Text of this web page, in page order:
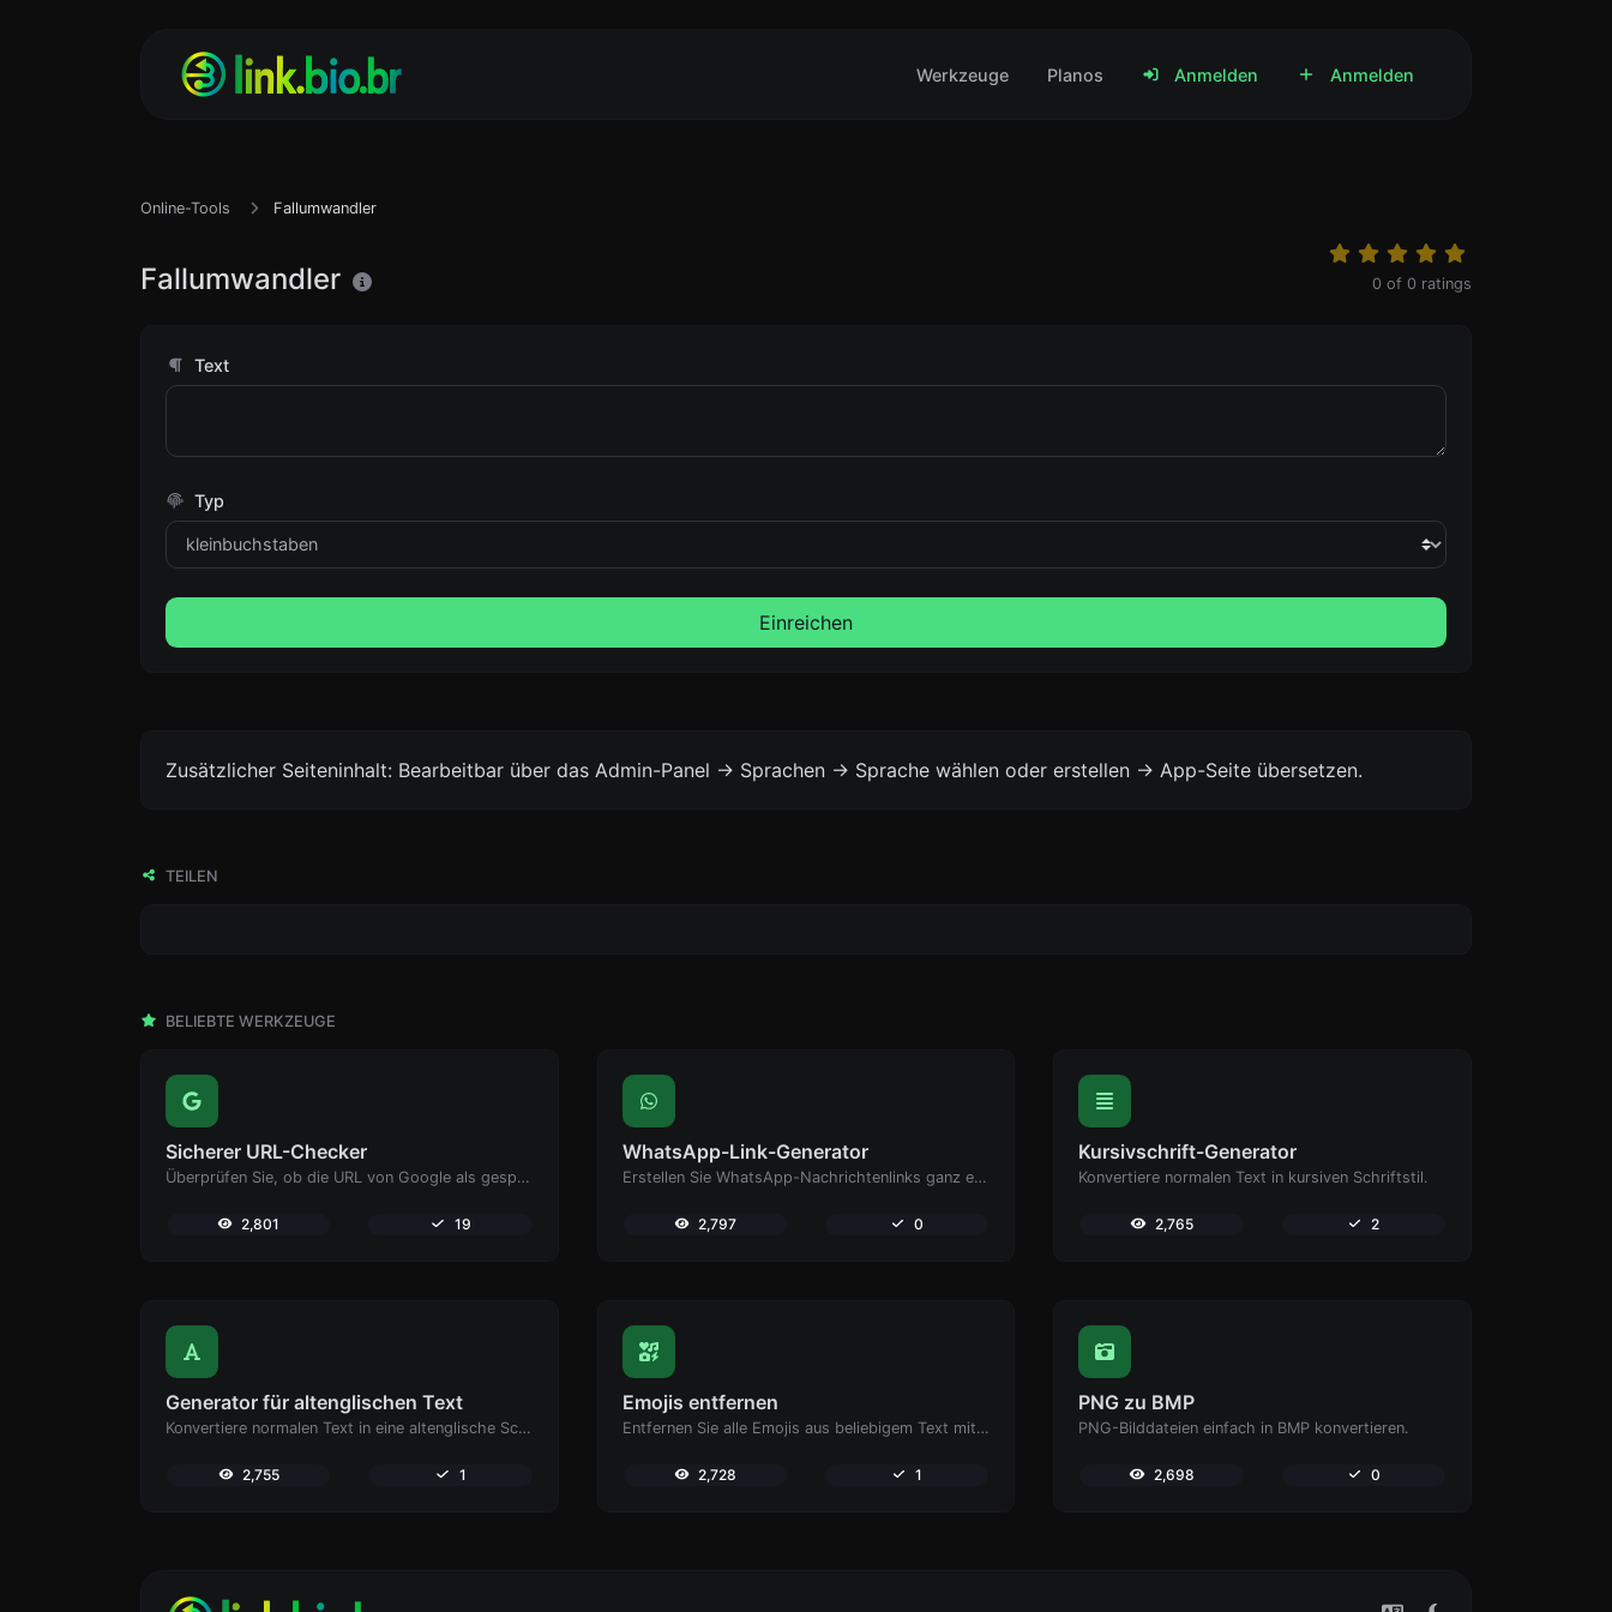
Werkzeuge Planos Anmelden Anmelden
Online-Tools Fallumwandler
Fallumwandler 0 of 0 ratings
Text
Typ
Einreichen
Zusätzlicher Seiteninhalt: Bearbeitbar über das Admin-Panel -> Sprachen -> Sprache wählen oder erstellen -> App-Seite übersetzen.
TEILEN
BELIEBTE WERKZEUGE
Sicherer URL-Checker
Überprüfen Sie, ob die URL von Google als gesperrt und als sicher/unsicher gekennzeichnet ist.
2,801 19
WhatsApp-Link-Generator
Erstellen Sie WhatsApp-Nachrichtenlinks ganz einfach.
2,797 0
Kursivschrift-Generator
Konvertiere normalen Text in kursiven Schriftstil.
2,765 2
Generator für altenglischen Text
Konvertiere normalen Text in eine altenglische Schriftart.
2,755 1
Emojis entfernen
Entfernen Sie alle Emojis aus beliebigem Text mit Leichtigkeit.
2,728 1
PNG zu BMP
PNG-Bilddateien einfach in BMP konvertieren.
2,698 0